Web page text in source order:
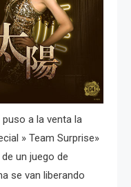
a la venta la
» Team Surprise»
un juego de
se van liberando